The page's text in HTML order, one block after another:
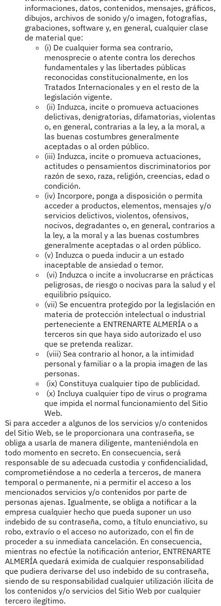
informaciones, datos, contenidos, mensajes, gráficos,
dibujos, archivos de sonido y/o imagen, fotografías,
grabaciones, software y, en general, cualquier clase
de material que:
(i) De cualquier forma sea contrario,
menosprecie o atente contra los derechos
fundamentales y las libertades públicas
reconocidas constitucionalmente, en los
Tratados Internacionales y en el resto de la
legislación vigente.
(ii) Induzca, incite o promueva actuaciones
delictivas, denigratorias, difamatorias, violentas
o, en general, contrarias a la ley, a la moral, a
las buenas costumbres generalmente
aceptadas o al orden público.
(iii) Induzca, incite o promueva actuaciones,
actitudes o pensamientos discriminatorios por
razón de sexo, raza, religión, creencias, edad o
condición.
(iv) Incorpore, ponga a disposición o permita
acceder a productos, elementos, mensajes y/o
servicios delictivos, violentos, ofensivos,
nocivos, degradantes o, en general, contrarios a
la ley, a la moral y a las buenas costumbres
generalmente aceptadas o al orden público.
(v) Induzca o pueda inducir a un estado
inaceptable de ansiedad o temor.
(vi) Induzca o incite a involucrarse en prácticas
peligrosas, de riesgo o nocivas para la salud y el
equilibrio psíquico.
(vii) Se encuentra protegido por la legislación en
materia de protección intelectual o industrial
perteneciente a ENTRENARTE ALMERÍA o a
terceros sin que haya sido autorizado el uso
que se pretenda realizar.
(viii) Sea contrario al honor, a la intimidad
personal y familiar o a la propia imagen de las
personas.
(ix) Constituya cualquier tipo de publicidad.
(x) Incluya cualquier tipo de virus o programa
que impida el normal funcionamiento del Sitio
Web.
Si para acceder a algunos de los servicios y/o contenidos
del Sitio Web, se le proporcionara una contraseña, se
obliga a usarla de manera diligente, manteniéndola en
todo momento en secreto. En consecuencia, será
responsable de su adecuada custodia y confidencialidad,
comprometiéndose a no cederla a terceros, de manera
temporal o permanente, ni a permitir el acceso a los
mencionados servicios y/o contenidos por parte de
personas ajenas. Igualmente, se obliga a notificar a la
empresa cualquier hecho que pueda suponer un uso
indebido de su contraseña, como, a título enunciativo, su
robo, extravío o el acceso no autorizado, con el fin de
proceder a su inmediata cancelación. En consecuencia,
mientras no efectúe la notificación anterior, ENTRENARTE
ALMERÍA quedará eximida de cualquier responsabilidad
que pudiera derivarse del uso indebido de su contraseña,
siendo de su responsabilidad cualquier utilización ilícita de
los contenidos y/o servicios del Sitio Web por cualquier
tercero ilegítimo.